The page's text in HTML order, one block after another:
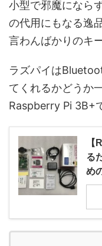
小型で邪魔になら
の代用にもなる逸
言わんばかりのキ
ラズパイは
てくれるかどうか
Raspberry Pi 3B+
る
め